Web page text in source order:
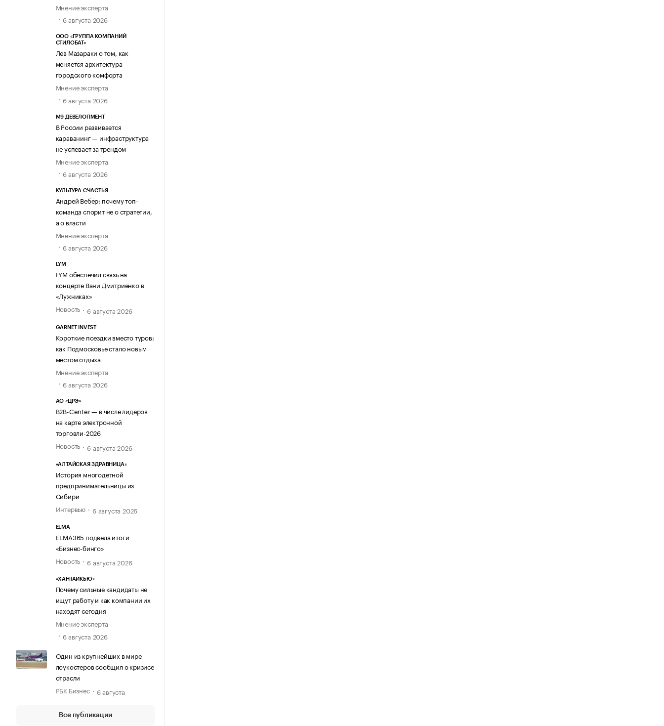
Мнение эксперта
6 августа 2026
ООО «ГРУППА КОМПАНИЙ
СТИЛОБАТ»
Лев Мазараки о том, как
меняется архитектура
городского комфорта
Мнение эксперта
6 августа 2026
М9 ДЕВЕЛОПМЕНТ
В России развивается
караванинг — инфраструктура
не успевает за трендом
Мнение эксперта
6 августа 2026
КУЛЬТУРА СЧАСТЬЯ
Андрей Вебер: почему топ-
команда спорит не о стратегии,
а о власти
Мнение эксперта
6 августа 2026
LYM
LYM обеспечил связь на
концерте Вани Дмитриенко в
«Лужниках»
Новость
6 августа 2026
GARNET INVEST
Короткие поездки вместо туров:
как Подмосковье стало новым
местом отдыха
Мнение эксперта
6 августа 2026
АО «ЦРЭ»
B2B-Center — в числе лидеров
на карте электронной
торговли-2026
Новость
6 августа 2026
«АЛТАЙСКАЯ ЗДРАВНИЦА»
История многодетной
предпринимательницы из
Сибири
Интервью
6 августа 2026
ELMA
ELMA365 подвела итоги
«Бизнес-бинго»
Новость
6 августа 2026
«ХАНТАЙКЬЮ»
Почему сильные кандидаты не
ищут работу и как компании их
находят сегодня
Мнение эксперта
6 августа 2026
Один из крупнейших в мире
лоукостеров сообщил о кризисе
отрасли
РБК Бизнес
6 августа
Все публикации